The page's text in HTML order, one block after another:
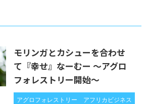
モリンガとカシューを合わせ
て『幸せ』なーむー 〜アグロ
フォレストリー開始〜
アグロフォレストリー アフリカビジネス